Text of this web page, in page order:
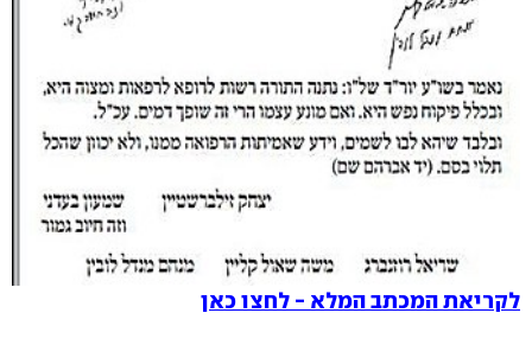
לקריאת המכתב המלא - לחצו כאן